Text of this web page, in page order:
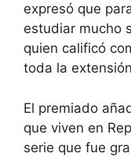
expresó que
estudiar mucho
quien calificó
toda la
El premiado
que viven en
serie que fue